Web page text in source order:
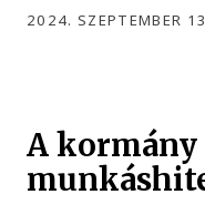
2024. SZEPTEMBER
A